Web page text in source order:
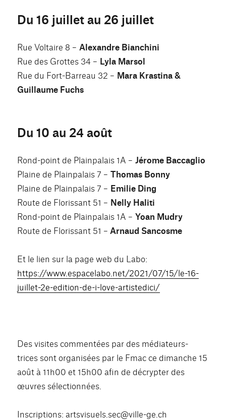
Du 16 juillet au 26 juillet
Rue Voltaire 8 – Alexandre Bianchini
Rue des Grottes 34 – Lyla Marsol
Rue du Fort-Barreau 32 – Mara Krastina &
Guillaume Fuchs
Du 10 au 24 août
Rond-point de Plainpalais 1A –Jérome Baccaglio
Plaine de Plainpalais 7 –Thomas Bonny
Plaine de Plainpalais 7 – Emilie Ding
Route de Florissant 51 – Nelly Haliti
Rond-point de Plainpalais 1A –Yoan Mudry
Route de Florissant 51 – Arnaud Sancosme
Et le lien sur la page web du Labo:
https://www.espacelabo.net/2021/07/15/le-16-
juillet-2e-edition-de-i-love-artistedici/
Des visites commentées par des médiateurs-
trices sont organisées par le Fmac ce dimanche 15
août à 11h00 et 15h00 afin de décrypter des
œuvres sélectionnées.
Inscriptions: artsvisuels.sec@ville-ge.ch